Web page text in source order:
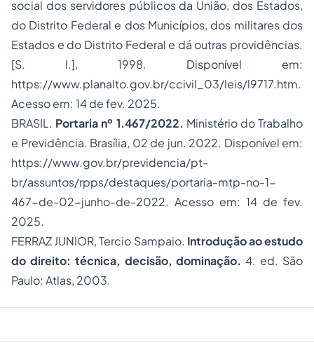
social dos servidores públicos da União, dos Estados,
do Distrito Federal e dos Municípios, dos militares dos
Estados e do Distrito Federal e dá outras providências.
[S. l.], 1998. Disponível em:
https://www.planalto.gov.br/ccivil_03/leis/l9717.htm.
Acesso em: 14 de fev. 2025.
BRASIL. Portaria nº 1.467/2022. Ministério do Trabalho
e Previdência. Brasília, 02 de jun. 2022. Disponível em:
https://www.gov.br/previdencia/pt-
br/assuntos/rpps/destaques/portaria-mtp-no-1-
467-de-02-junho-de-2022. Acesso em: 14 de fev.
2025.
FERRAZ JUNIOR, Tercio Sampaio. Introdução ao estudo
do direito: técnica, decisão, dominação. 4. ed. São
Paulo: Atlas, 2003.